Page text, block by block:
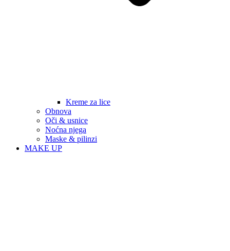
Kreme za lice
Obnova
Oči & usnice
Noćna njega
Maske & pilinzi
MAKE UP